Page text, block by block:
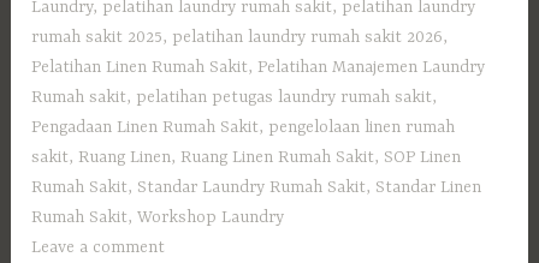
Laundry, pelatihan laundry rumah sakit, pelatihan laundry
rumah sakit 2025, pelatihan laundry rumah sakit 2026,
Pelatihan Linen Rumah Sakit, Pelatihan Manajemen Laundry
Rumah sakit, pelatihan petugas laundry rumah sakit,
Pengadaan Linen Rumah Sakit, pengelolaan linen rumah
sakit, Ruang Linen, Ruang Linen Rumah Sakit, SOP Linen
Rumah Sakit, Standar Laundry Rumah Sakit, Standar Linen
Rumah Sakit,Workshop Laundry
Leave a comment